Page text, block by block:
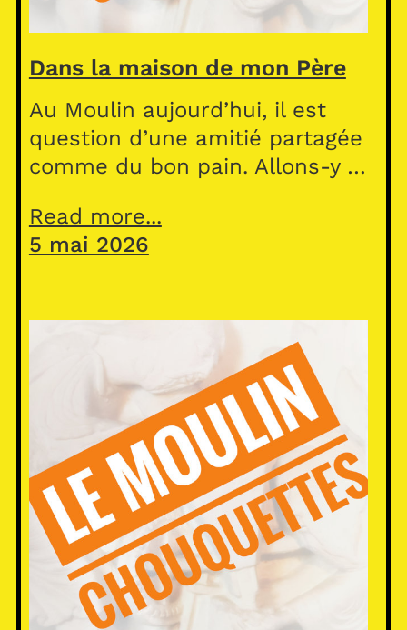
Dans la maison de mon Père
Au Moulin aujourd’hui, il est
question d’une amitié partagée
comme du bon pain. Allons-y …
Read more...
5 mai 2026